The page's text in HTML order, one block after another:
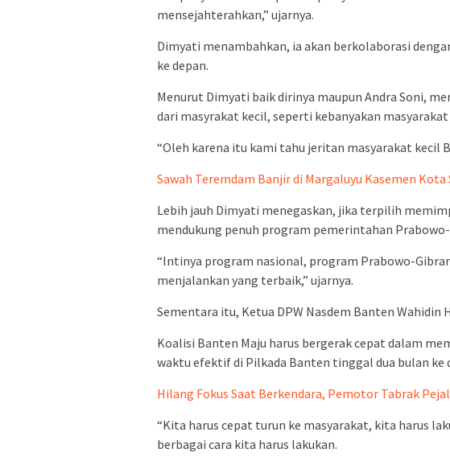
mensejahterahkan,” ujarnya.
Dimyati menambahkan, ia akan berkolaborasi
ke depan.
Menurut Dimyati baik dirinya maupun Andra Soni,
dari masyrakat kecil, seperti kebanyakan
“Oleh karena itu kami tahu jeritan masyarakat kecil
Sawah Teremdam Banjir di Margaluyu Kasemen Kota
Lebih jauh Dimyati menegaskan, jika terpilih
mendukung penuh program pemerintahan
“Intinya program nasional, program Prabowo-
menjalankan yang terbaik,” ujarnya.
Sementara itu, Ketua DPW Nasdem Banten Wahidin
Koalisi Banten Maju harus bergerak cepat dalam
waktu efektif di Pilkada Banten tinggal dua bulan ke
Hilang Fokus Saat Berkendara, Pemotor Tabrak
“Kita harus cepat turun ke masyarakat, kita harus
berbagai cara kita harus lakukan.